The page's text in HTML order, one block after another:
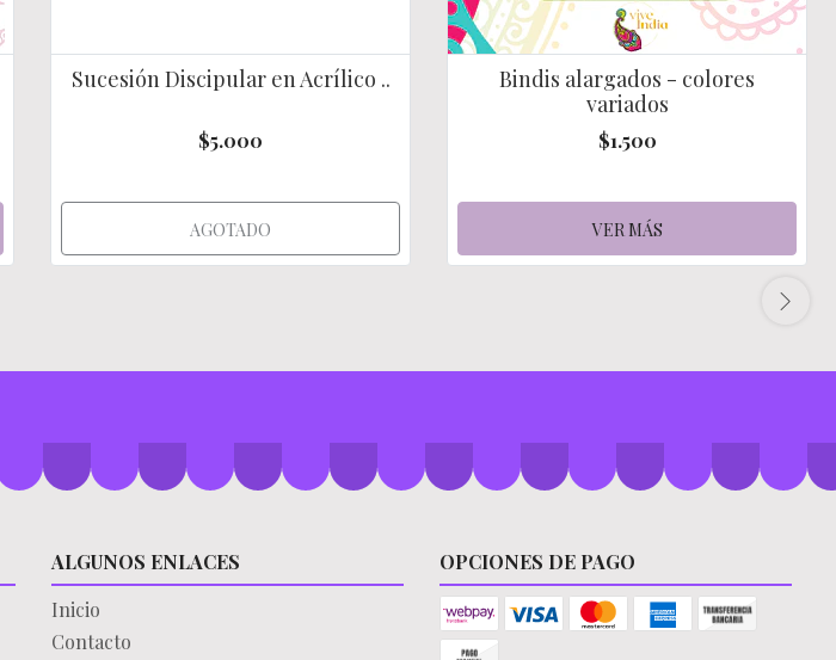
Sucesión Discipular en Acrílico ..
$5.000
AGOTADO
Bindis alargados - colores
variados
$1.500
VER MÁS
ALGUNOS ENLACES
Inicio
Contacto
OPCIONES DE PAGO